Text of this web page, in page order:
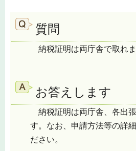
質問
納税証明は両庁舎で取れま
お答えします
納税証明は両庁舎、各出
す。なお、申請方法等の詳
ださい。